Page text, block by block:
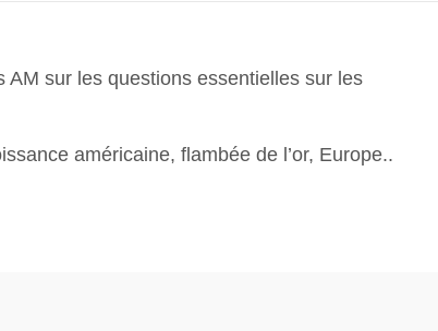
sur les questions essentielles sur les
américaine, flambée de l’or, Europe..